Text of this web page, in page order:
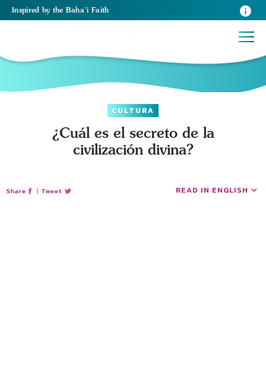
Inspired by the Baha’i Faith
CULTURA
¿Cuál es el secreto de la
civilización divina?
Share | Tweet READ IN ENGLISH